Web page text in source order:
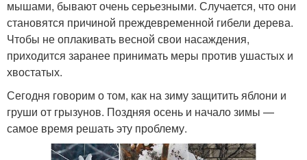
мышами, бывают очень серьезными. Случается, что они
становятся причиной преждевременной гибели дерева.
Чтобы не оплакивать весной свои насаждения,
приходится заранее принимать меры против ушастых и
хвостатых.
Сегодня говорим о том, как на зиму защитить яблони и
груши от грызунов. Поздняя осень и начало зимы —
самое время решать эту проблему.